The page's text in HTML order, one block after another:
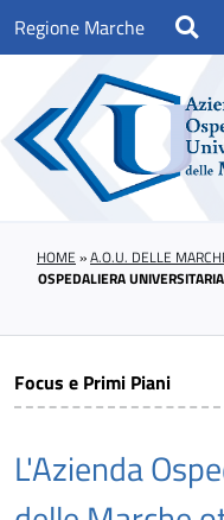
Regione Marche
HOME »A.O.U. DELLE
OSPEDALIERA
Focus e Primi Piani
L'Azienda